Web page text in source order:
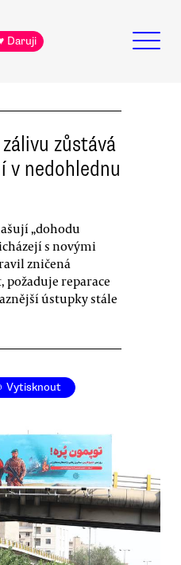
Daruji
zůstává
v nedohlednu
„dohodu
s novými
zničená
reparace
ústupky stále
Vytisknout